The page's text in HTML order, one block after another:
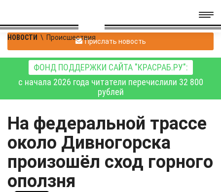
НОВОСТИ \ ПроисшествияПрислать новость
ФОНД ПОДДЕРЖКИ САЙТА "КРАСРАБ.РУ":
с начала 2026 года читатели перечислили 32 800
рублей
На федеральной трассе
около Дивногорска
произошёл сход горного
оползня